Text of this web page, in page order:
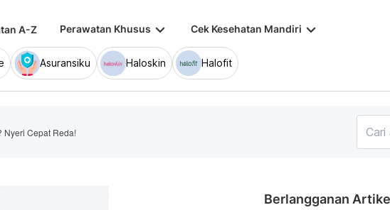
A-Z Perawatan Khusus keyboard_arrow_down Cek Kesehatan Mandiri keyboard_arrow_down
Asuransiku Haloskin Halofit
Nyeri Cepat Reda!
Berlangganan